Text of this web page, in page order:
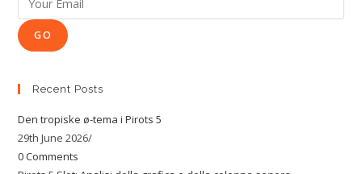
GO
Recent Posts
Den tropiske ø-tema i Pirots 5
29th June 2026/
0 Comments